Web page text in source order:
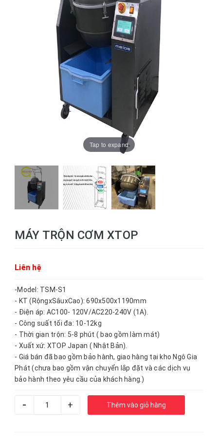
Tap to expand
MÁY TRỘN CƠM XTOP
Liên hệ
-Model: TSM-S1
- KT (RộngxSâuxCao): 690x500x1190mm
- Điện áp: AC100- 120V/AC220-240V (1A).
- Công suất tối đa: 10-12kg
- Thời gian trộn: 5-8 phút ( bao gồm làm mát)
- Xuất xứ: XTOP Japan ( Nhật Bản).
- Giá bán đã bao gồm bảo hành, giao hàng tại kho Ngô Gia
Phát (chưa bao gồm vận chuyển lắp đặt và các dịch vụ
bảo hành theo yêu cầu của khách hàng.)
- + Thêm vào giỏ hàng